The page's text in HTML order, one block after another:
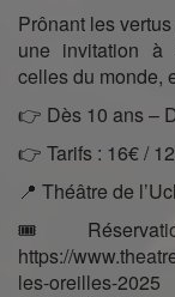
Prônant les
une invitation à
celles du monde,
👉 Dès 10 ans –
👉 Tarifs : 16€ /
📍 Théâtre de
🎟️
https://
les-oreilles-2025